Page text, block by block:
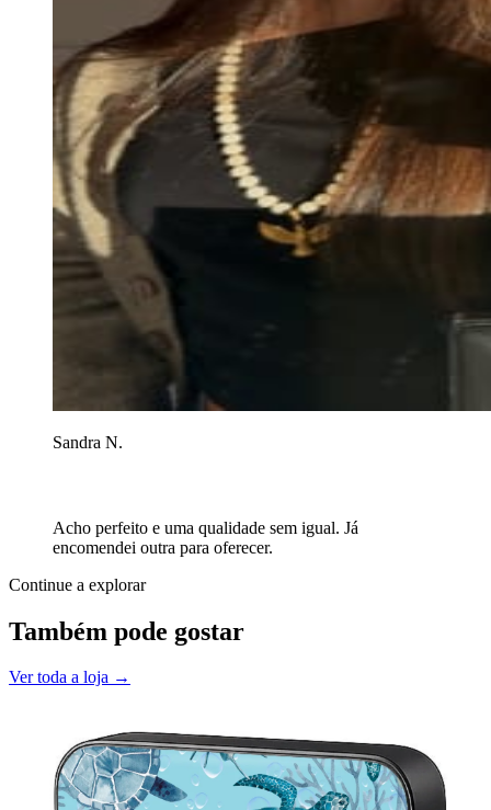
Sandra N.
Acho perfeito e uma qualidade sem igual. Já
encomendei outra para oferecer.
Continue a explorar
Também pode gostar
Ver toda a loja →